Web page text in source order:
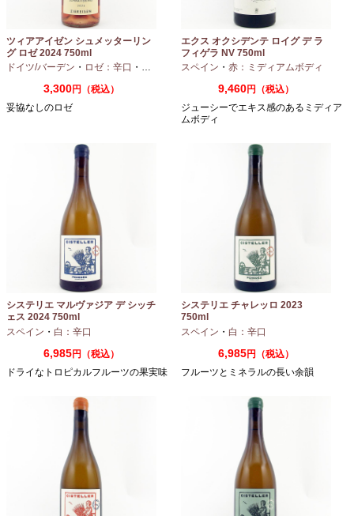
ツィアアイゼン シュメッターリン
グ ロゼ 2024 750ml
ドイツ/バーデン ・ ロゼ：辛口 ・ ピノノワール
3,300円（税込）
妥協なしのロゼ
エクス オクシデンテ ロイグ デ ラ
フィゲラ NV 750ml
（2022/2023）
スペイン ・ 赤：ミディアムボディ
9,460円（税込）
ジューシーでエキス感のあるミディア
ムボディ
システリエ マルヴァジア デ シッチ
ェス 2024 750ml
スペイン ・ 白：辛口
6,985円（税込）
ドライなトロピカルフルーツの果実味
システリエ チャレッロ 2023
750ml
スペイン ・ 白：辛口
6,985円（税込）
フルーツとミネラルの長い余韻